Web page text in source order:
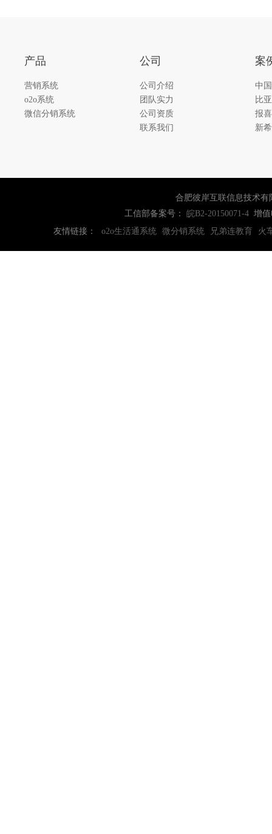
产品
营销系统
o2o系统
微信分销系统
公司
公司介绍
团队实力
公司资质
联系我们
案
中
比
报
新
合肥彼岸互联信息技术有
工信部备案号： 皖B2-20150071-4增值
友情链接：
o2o生活通系统 微分销系统 兄弟连教育 火